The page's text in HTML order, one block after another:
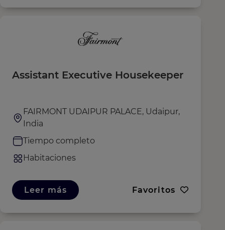
Assistant Executive Housekeeper
FAIRMONT UDAIPUR PALACE, Udaipur,
India
Tiempo completo
Habitaciones
Leer más Favoritos